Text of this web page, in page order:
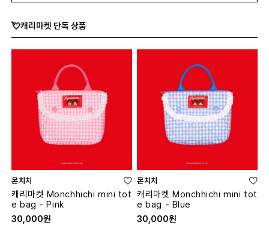
💘캐리마켓 단독 상품
몬치치
캐리마켓 Monchhichi mini tot
e bag - Pink
30,000원
몬치치
캐리마켓 Monchhichi mini tot
e bag - Blue
30,000원